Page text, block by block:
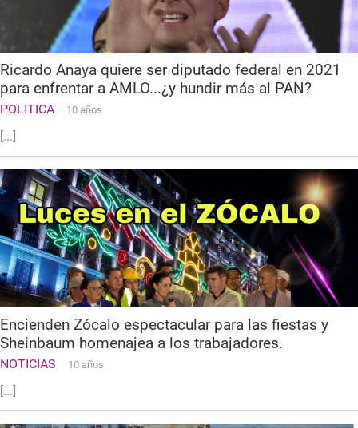
Ricardo Anaya quiere ser diputado federal en 2021
para enfrentar a AMLO...¿y hundir más al PAN?
POLITICA 10 años
[...]
Encienden Zócalo espectacular para las fiestas y
Sheinbaum homenajea a los trabajadores.
NOTICIAS 10 años
[...]